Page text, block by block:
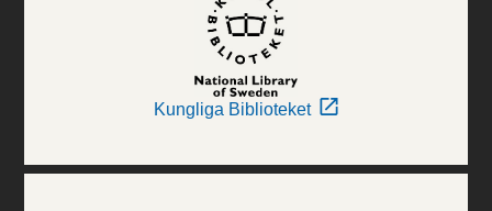
Kungliga Biblioteket